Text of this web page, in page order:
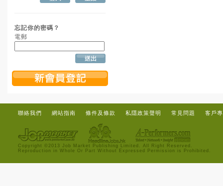
忘記你的密碼？
電郵
聯絡我們 網站指南 條件及條款 私隱政策聲明 常見問題 客戶
Copyright ©2013 Job Market Publishing Limited. All Right Reserved.
Reproduction in Whole Or Part Without Expressed Permission is Prohibited.